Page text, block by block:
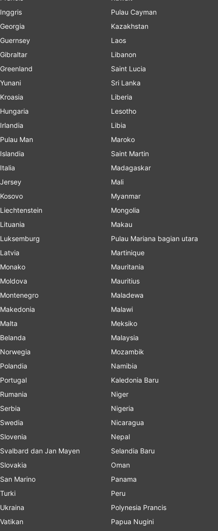
Inggris
Georgia
Guernsey
Gibraltar
Greenland
Yunani
Kroasia
Hungaria
Irlandia
Pulau Man
Islandia
Italia
Jersey
Kosovo
Liechtenstein
Lituania
Luksemburg
Latvia
Monako
Moldova
Montenegro
Makedonia
Malta
Belanda
Norwegia
Polandia
Portugal
Rumania
Serbia
Swedia
Slovenia
Svalbard dan Jan Mayen
Slovakia
San Marino
Turki
Ukraina
Vatikan
Pulau Cayman
Kazakhstan
Laos
Libanon
Saint Lucia
Sri Lanka
Liberia
Lesotho
Libia
Maroko
Saint Martin
Madagaskar
Mali
Myanmar
Mongolia
Makau
Pulau Mariana bagian utara
Martinique
Mauritania
Mauritius
Maladewa
Malawi
Meksiko
Malaysia
Mozambik
Namibia
Kaledonia Baru
Niger
Nigeria
Nicaragua
Nepal
Selandia Baru
Oman
Panama
Peru
Polynesia Prancis
Papua Nugini